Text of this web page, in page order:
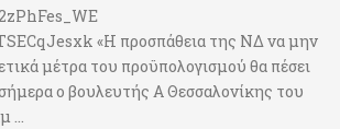
«Η προσπάθεια της ΝΔ να μην
μέτρα του προϋπολογισμού θα πέσει
ο βουλευτής Α Θεσσαλονίκης του
...